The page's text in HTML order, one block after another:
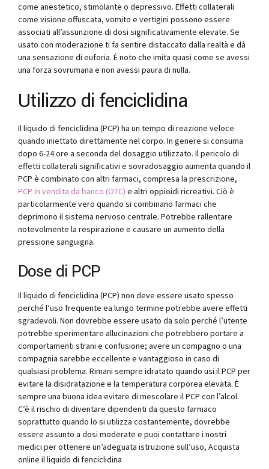
come anestetico, stimolante o depressivo. Effetti collaterali
come visione offuscata, vomito e vertigini possono essere
associati all’assunzione di dosi significativamente elevate. Se
usato con moderazione ti fa sentire distaccato dalla realtà e dà
una sensazione di euforia. È noto che imita quasi come se avessi
una forza sovrumana e non avessi paura di nulla.
Utilizzo di fenciclidina
Il liquido di fenciclidina (PCP) ha un tempo di reazione veloce
quando iniettato direttamente nel corpo. In genere si consuma
dopo 6-24 ore a seconda del dosaggio utilizzato. Il pericolo di
effetti collaterali significativi e sovradosaggio aumenta quando il
PCP è combinato con altri farmaci, compresa la prescrizione,
PCP in vendita da banco (OTC) e altri oppioidi ricreativi. Ciò è
particolarmente vero quando si combinano farmaci che
deprimono il sistema nervoso centrale. Potrebbe rallentare
notevolmente la respirazione e causare un aumento della
pressione sanguigna.
Dose di PCP
Il liquido di fenciclidina (PCP) non deve essere usato spesso
perché l’uso frequente ea lungo termine potrebbe avere effetti
sgradevoli. Non dovrebbe essere usato da solo perché l’utente
potrebbe sperimentare allucinazioni che potrebbero portare a
comportamenti strani e confusione; avere un compagno o una
compagnia sarebbe eccellente e vantaggioso in caso di
qualsiasi problema. Rimani sempre idratato quando usi il PCP per
evitare la disidratazione e la temperatura corporea elevata. È
sempre una buona idea evitare di mescolare il PCP con l’alcol.
C’è il rischio di diventare dipendenti da questo farmaco
soprattutto quando lo si utilizza costantemente, dovrebbe
essere assunto a dosi moderate e puoi contattare i nostri
medici per ottenere un’adeguata istruzione sull’uso, Acquista
online il liquido di fenciclidina